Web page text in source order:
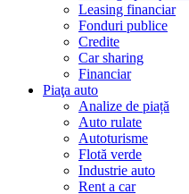
Leasing financiar
Fonduri publice
Credite
Car sharing
Financiar
Piaţa auto
Analize de piață
Auto rulate
Autoturisme
Flotă verde
Industrie auto
Rent a car